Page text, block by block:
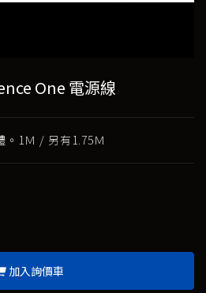
One 電源線
。1Ｍ / 另有1.75Ｍ
加入詢價車